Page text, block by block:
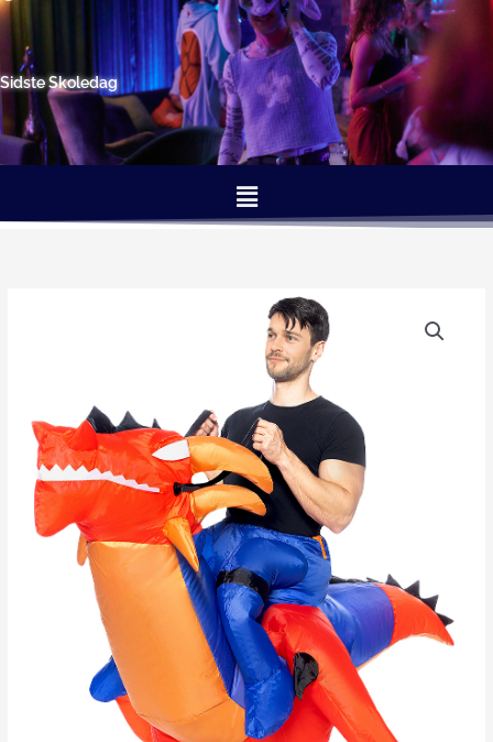
Gå
indholdet
Sidste Skoledag
Menu